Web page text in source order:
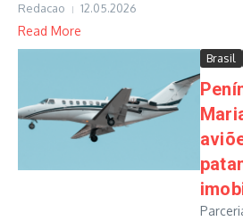
Redacao 12.05.2026
Read More
Brasil